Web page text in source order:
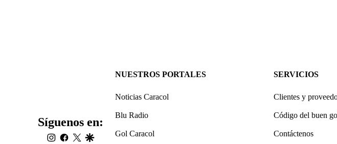
Síguenos en:
instagram
facebook
twittergoogle
NUESTROS PORTALES
Noticias Caracol
Blu Radio
Gol Caracol
SERVICIOS
Clientes y
Código del buen
Contáctenos